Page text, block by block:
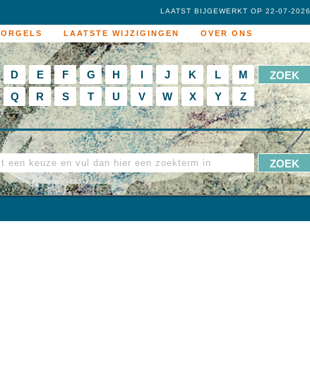
ORGELS LAATSTE WIJZIGINGEN OVER ONS
LAATST BIJGEWERKT OP 22-07-2026
D E F G H I J K L
M
Q R S T U V W X Y Z